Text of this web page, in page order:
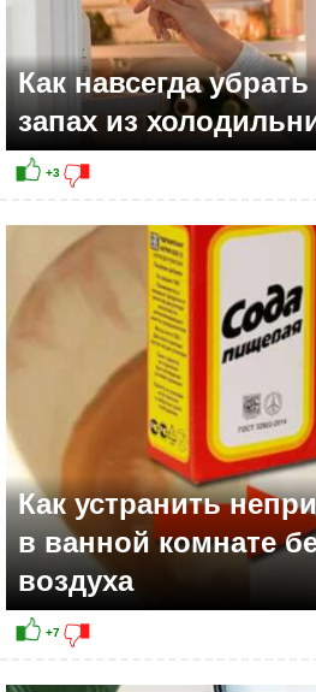
Как навсегда
запах из
Как устранить
в ванной комнате
воздуха